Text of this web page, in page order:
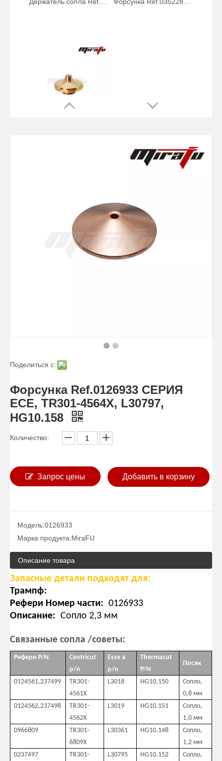
Поделиться с:
Форсунка Ref.0126933 СЕРИЯ
ECE, TR301-4564X, L30797,
HG10.158
Количество:
Запрос цены Добавить в корзину
Модель:0126933
Марка продукта:MiraFU
Описание товара
Запасные детали подходят для:
Трампф:
Рефери Номер части: 0126933
Описание: Сопло 2,3 мм
Связанные сопла /советы:
Рефери P/N.
Centricut
p/n
Esse a
p/n
Thermacut
P/N
Посяк
0124561,237499
TR301-
4561X
L3018 HG10.150
Сопло,
0,8 мм
0124562,237498
TR301-
4562X
L3019 HG10.151
Сопло,
1,0 мм
0966809
TR301-
6809X
L30361 HG10.148
Сопло,
1,2 мм
0237497
TR301-
L30795 HG10.152
Сопло,